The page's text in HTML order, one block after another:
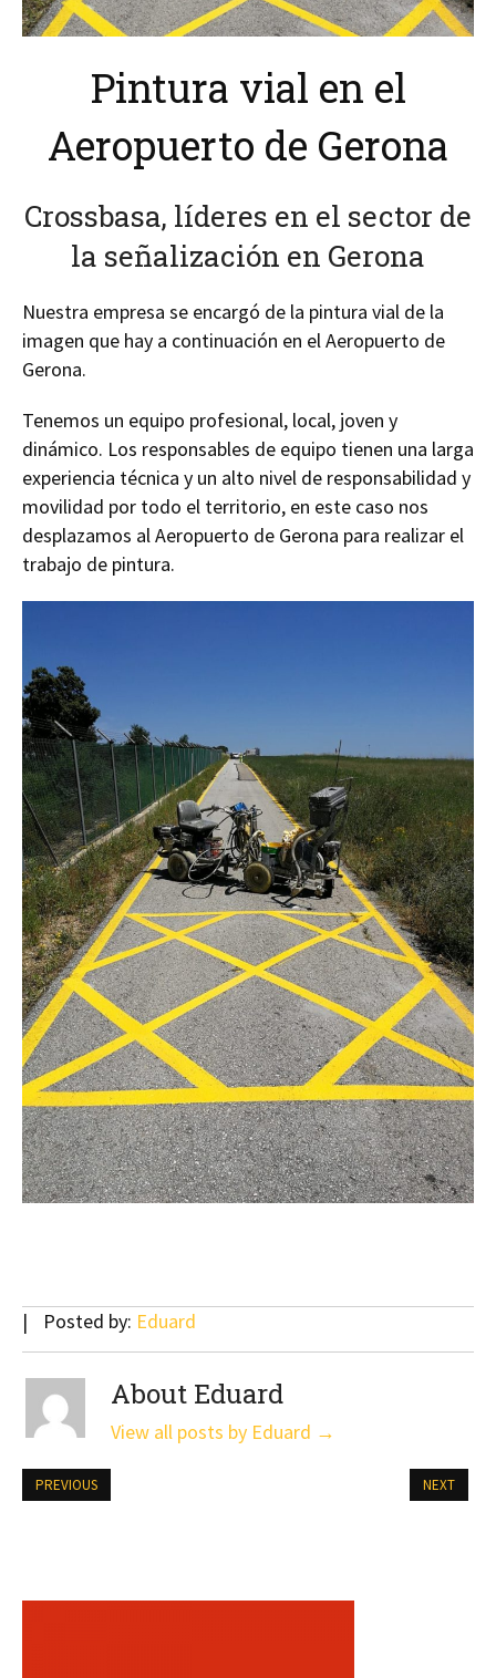
Pintura vial en el
Aeropuerto de Gerona
Crossbasa, líderes en el sector de
la señalización en Gerona
Nuestra empresa se encargó de la pintura vial de la
imagen que hay a continuación en el Aeropuerto de
Gerona.
Tenemos un equipo profesional, local, joven y
dinámico. Los responsables de equipo tienen una larga
experiencia técnica y un alto nivel de responsabilidad y
movilidad por todo el territorio, en este caso nos
desplazamos al Aeropuerto de Gerona para realizar el
trabajo de pintura.
Posted by: Eduard
About Eduard
View all posts by Eduard →
PREVIOUS NEXT